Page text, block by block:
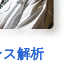
解析